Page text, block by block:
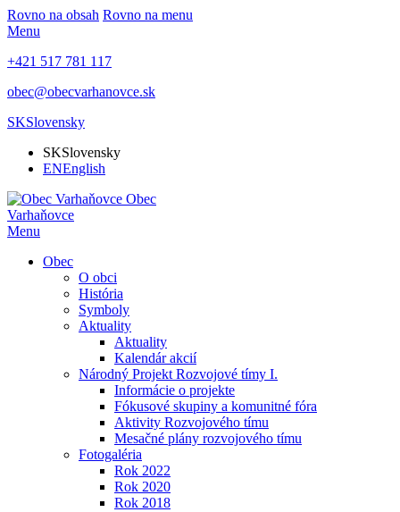
Rovno na obsah Rovno na menu
Menu
+421 517 781 117
obec@obecvarhanovce.sk
SKSlovensky
SKSlovensky
ENEnglish
Obec
Varhaňovce
Menu
Obec
O obci
História
Symboly
Aktuality
Aktuality
Kalendár akcií
Národný Projekt Rozvojové tímy I.
Informácie o projekte
Fókusové skupiny a komunitné fóra
Aktivity Rozvojového tímu
Mesačné plány rozvojového tímu
Fotogaléria
Rok 2022
Rok 2020
Rok 2018